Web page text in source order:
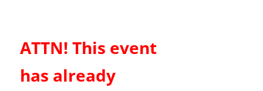
ATTN! This event
has already